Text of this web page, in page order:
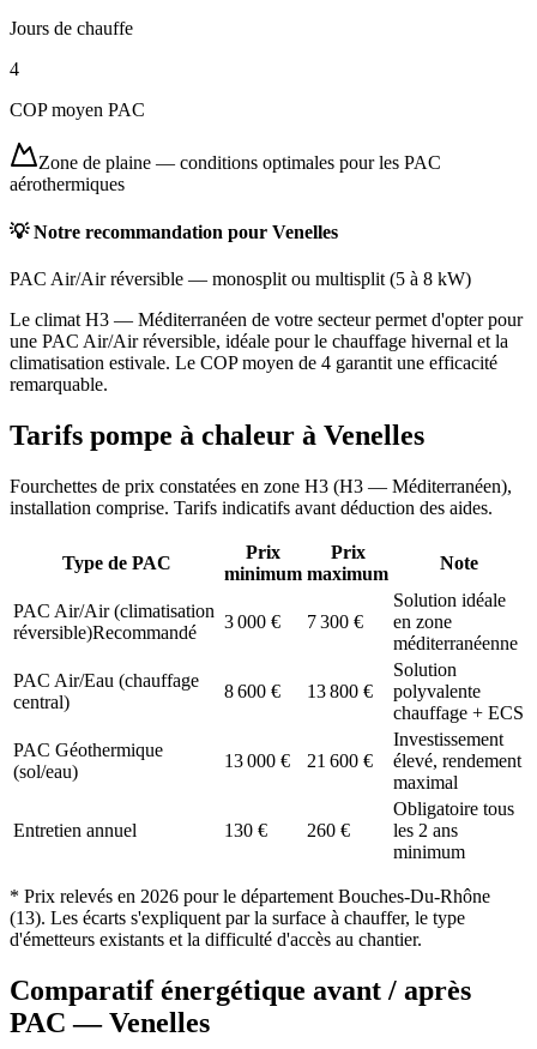
Jours de chauffe
4
COP moyen PAC
Zone de plaine — conditions optimales pour les PAC
aérothermiques
💡 Notre recommandation pour Venelles
PAC Air/Air réversible — monosplit ou multisplit (5 à 8 kW)
Le climat H3 — Méditerranéen de votre secteur permet d'opter pour
une PAC Air/Air réversible, idéale pour le chauffage hivernal et la
climatisation estivale. Le COP moyen de 4 garantit une efficacité
remarquable.
Tarifs pompe à chaleur à Venelles
Fourchettes de prix constatées en zone H3 (H3 — Méditerranéen),
installation comprise. Tarifs indicatifs avant déduction des aides.
Type de PAC
Prix
minimum
Prix
maximum
Note
PAC Air/Air (climatisation
réversible)Recommandé
3 000 € 7 300 €
Solution idéale
en zone
méditerranéenne
PAC Air/Eau (chauffage
central)
8 600 € 13 800 €
Solution
polyvalente
chauffage + ECS
PAC Géothermique
(sol/eau)
13 000 € 21 600 €
Investissement
élevé, rendement
maximal
Entretien annuel 130 € 260 €
Obligatoire tous
les 2 ans
minimum
* Prix relevés en 2026 pour le département Bouches-Du-Rhône
(13). Les écarts s'expliquent par la surface à chauffer, le type
d'émetteurs existants et la difficulté d'accès au chantier.
Comparatif énergétique avant / après
PAC —Venelles